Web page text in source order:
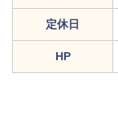
定休日
HP